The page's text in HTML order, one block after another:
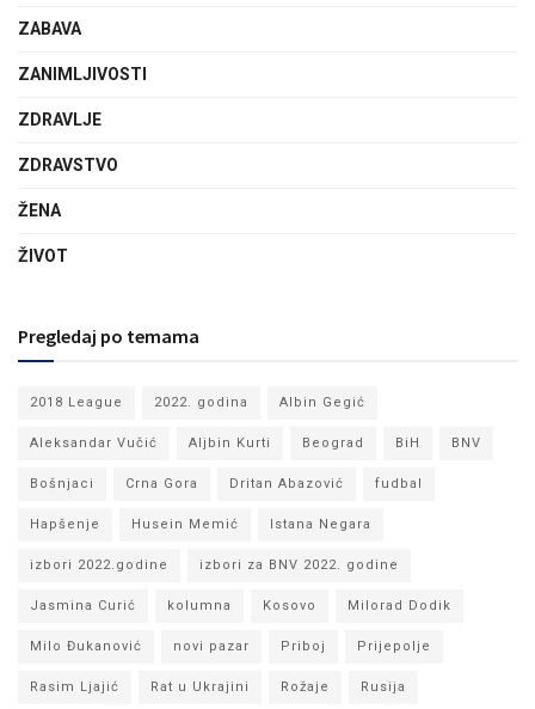
ZABAVA
ZANIMLJIVOSTI
ZDRAVLJE
ZDRAVSTVO
ŽENA
ŽIVOT
Pregledaj po temama
2018 League 2022. godina Albin Gegić
Aleksandar Vučić Aljbin Kurti Beograd BiH BNV
Bošnjaci Crna Gora Dritan Abazović fudbal
Hapšenje Husein Memić Istana Negara
izbori 2022.godine izbori za BNV 2022. godine
Jasmina Curić kolumna Kosovo Milorad Dodik
Milo Đukanović novi pazar Priboj Prijepolje
Rasim Ljajić Rat u Ukrajini Rožaje Rusija